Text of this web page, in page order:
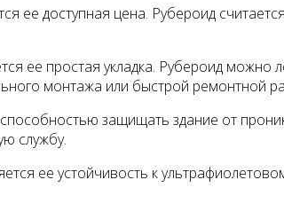
ее доступная цена. Рубероид
ее простая укладка. Рубероид можно
монтажа или быстрой ремонтной
защищать здание от
службу.
ее устойчивость к